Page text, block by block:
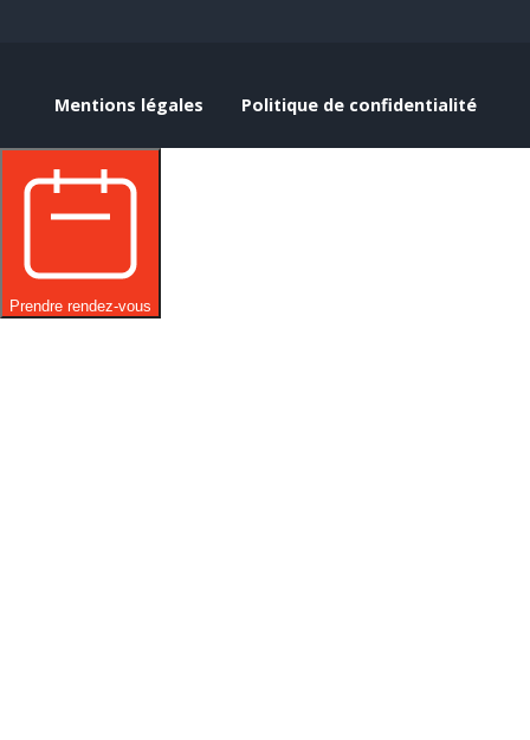
Mentions légales Politique de confidentialité